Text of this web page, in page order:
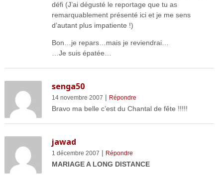
défi (J’ai dégusté le reportage que tu as
remarquablement présenté ici et je me sens
d’autant plus impatiente !)
Bon…je repars…mais je reviendrai…
…Je suis épatée…
senga50
14 novembre 2007 | Répondre
Bravo ma belle c’est du Chantal de fête !!!!!
jawad
1 décembre 2007 | Répondre
MARIAGE A LONG DISTANCE